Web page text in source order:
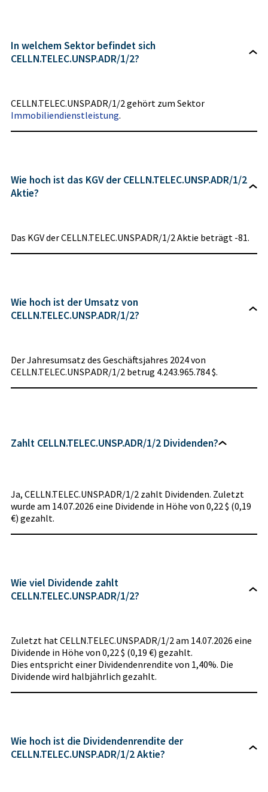
In welchem Sektor befindet sich
CELLN.TELEC.UNSP.ADR/1/2?
CELLN.TELEC.UNSP.ADR/1/2 gehört zum Sektor
Immobiliendienstleistung.
Wie hoch ist das KGV der CELLN.TELEC.UNSP.ADR/1/2
Aktie?
Das KGV der CELLN.TELEC.UNSP.ADR/1/2 Aktie beträgt -81.
Wie hoch ist der Umsatz von
CELLN.TELEC.UNSP.ADR/1/2?
Der Jahresumsatz des Geschäftsjahres 2024 von
CELLN.TELEC.UNSP.ADR/1/2 betrug 4.243.965.784 $.
Zahlt CELLN.TELEC.UNSP.ADR/1/2 Dividenden?
Ja, CELLN.TELEC.UNSP.ADR/1/2 zahlt Dividenden. Zuletzt
wurde am 14.07.2026 eine Dividende in Höhe von 0,22 $ (0,19
€) gezahlt.
Wie viel Dividende zahlt
CELLN.TELEC.UNSP.ADR/1/2?
Zuletzt hat CELLN.TELEC.UNSP.ADR/1/2 am 14.07.2026 eine
Dividende in Höhe von 0,22 $ (0,19 €) gezahlt.
Dies entspricht einer Dividendenrendite von 1,40%. Die
Dividende wird halbjährlich gezahlt.
Wie hoch ist die Dividendenrendite der
CELLN.TELEC.UNSP.ADR/1/2 Aktie?